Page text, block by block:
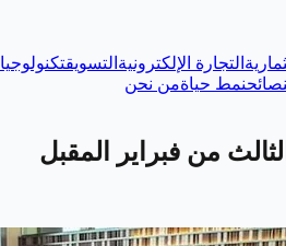
التجارة الإلكترونية التسويقتكنولوجيا
نمط حياةمن نحن
من فبراير المقبل